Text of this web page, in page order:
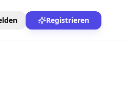
Registrieren